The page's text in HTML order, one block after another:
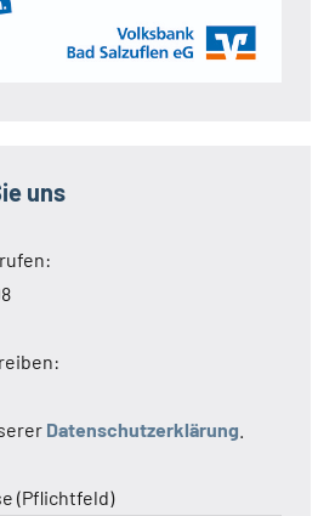
uns
Datenschutzerklärung
(Pflichtfeld)